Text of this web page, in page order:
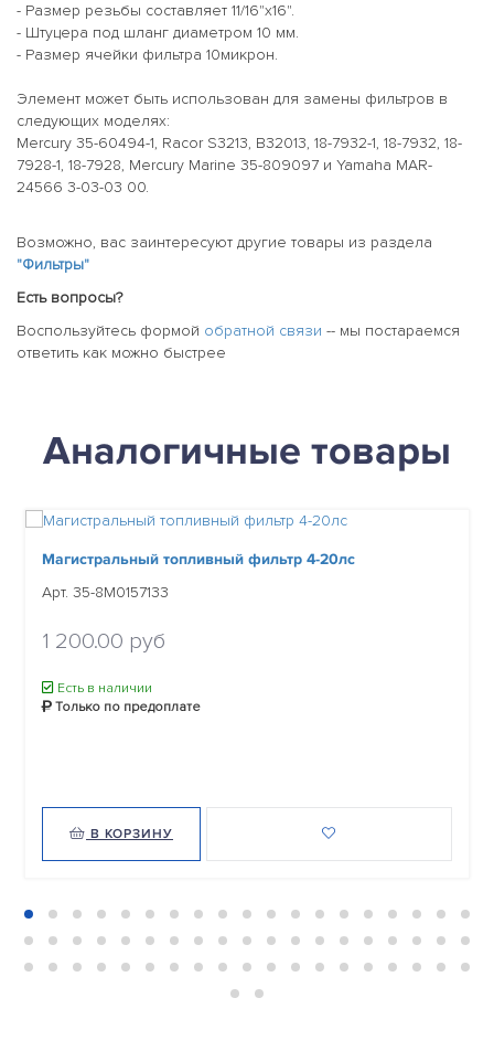
- Размер резьбы составляет 11/16"x16".
- Штуцера под шланг диаметром 10 мм.
- Размер ячейки фильтра 10микрон.
Элемент может быть использован для замены фильтров в
следующих моделях:
Mercury 35-60494-1, Racor S3213, B32013, 18-7932-1, 18-7932, 18-
7928-1, 18-7928, Mercury Marine 35-809097 и Yamaha MAR-
24566 3-03-03 00.
Возможно, вас заинтересуют другие товары из раздела
"Фильтры"
Есть вопросы?
Воспользуйтесь формой обратной связи -- мы постараемся
ответить как можно быстрее
Аналогичные товары
Магистральный топливный фильтр 4-20лс
Арт. 35-8M0157133
1 200.00 руб
Есть в наличии
Только по предоплате
В КОРЗИНУ